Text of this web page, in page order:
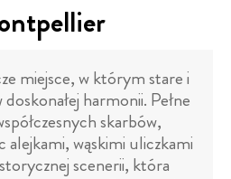
miejsce, w którym stare i
harmonii. Pełne
skarbów,
alejkami, wąskimi uliczkami
scenerii, która